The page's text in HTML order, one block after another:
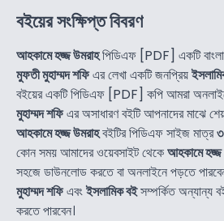
বইয়ের সংক্ষিপ্ত বিবরণ
আহকামে হজ্জ উমরাহপিডিএফ [PDF] একটি
মুফতী মুহাম্মদ শফিএর লেখা একটি জনপ্রিয়
বইয়ের একটি পিডিএফ [PDF] কপি আমরা
মুহাম্মদ শফিএর অসাধারণ বইটি আপনাদের মাঝে
আহকামে হজ্জ উমরাহবইটির পিডিএফ সাইজ মাত্র
কোন সময় আমাদের ওয়েবসাইট থেকেআহকামে হজ্জ
সহজে ডাউনলোড করতে বা অনলাইনে পড়তে
মুহাম্মদ শফিএবংইসলামিক বইসম্পর্কিত অন্যান্য
করতে পারবেন।